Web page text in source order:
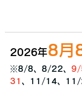
2026年8月
※8/8、8/22、 9/
31 、11/14、11/